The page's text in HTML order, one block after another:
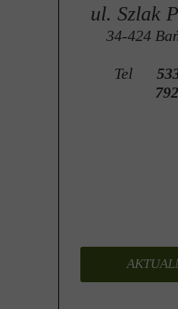
ul. Szlak
34-424
Tel
792-